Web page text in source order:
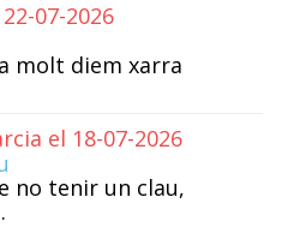
07-2026
molt diem xarra
el 18-07-2026
no tenir un clau,